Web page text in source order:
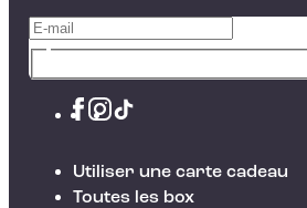
Utiliser une carte cadeau
Toutes les box